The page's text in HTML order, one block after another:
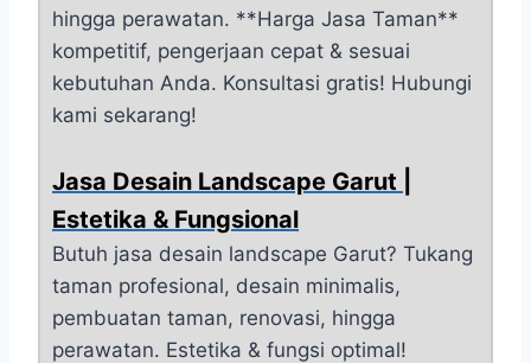
hingga perawatan. **Harga Jasa Taman**
kompetitif, pengerjaan cepat & sesuai
kebutuhan Anda. Konsultasi gratis! Hubungi
kami sekarang!
Jasa Desain Landscape Garut |
Estetika & Fungsional
Butuh jasa desain landscape Garut? Tukang
taman profesional, desain minimalis,
pembuatan taman, renovasi, hingga
perawatan. Estetika & fungsi optimal!